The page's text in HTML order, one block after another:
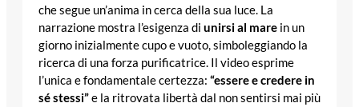
che segue un’anima in cerca della sua luce. La
narrazione mostra l’esigenza di unirsi al mare in un
giorno inizialmente cupo e vuoto, simboleggiando la
ricerca di una forza purificatrice. Il video esprime
l’unica e fondamentale certezza: “essere e credere in
sé stessi”e la ritrovata libertà dal non sentirsi mai più